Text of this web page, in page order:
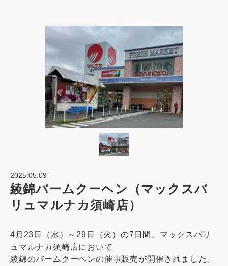
2025.05.09
綾錦バームクーヘン（マックスバ
リュマルナカ須崎店）
4月23日（水）～29日（火）の7日間、マックスバリ
ュマルナカ須崎店において
綾錦のバームクーヘンの催事販売が開催されました。